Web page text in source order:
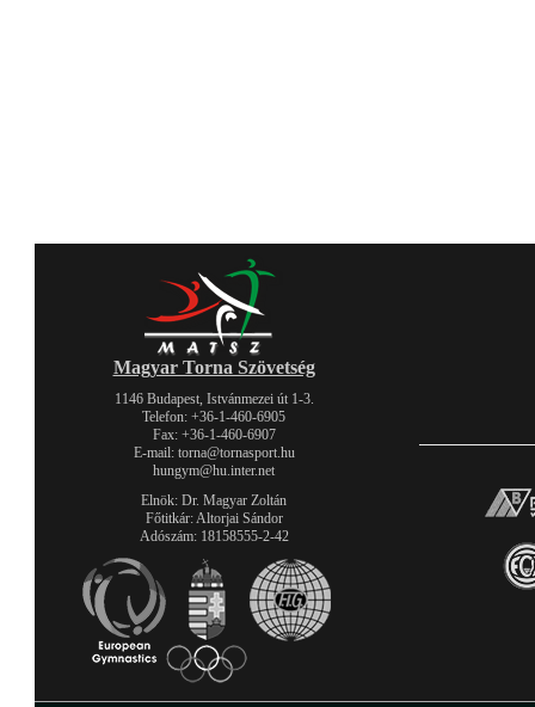
Magyar Torna Szövetség
1146 Budapest, Istvánmezei út 1-3.
Telefon: +36-1-460-6905
Fax: +36-1-460-6907
E-mail: torna@tornasport.hu
hungym@hu.inter.net
Elnök: Dr. Magyar Zoltán
Főtitkár: Altorjai Sándor
Adószám: 18158555-2-42